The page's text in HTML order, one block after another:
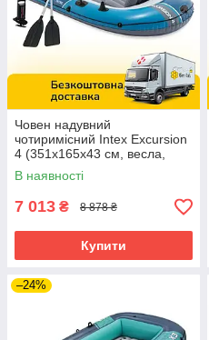
Човен надувний
чотиримісний Intex Excursion
4 (351х165х43 см, весла,
насос) 66324 Синій
В наявності
7 013 ₴ 8 878 ₴
Купити
–24%